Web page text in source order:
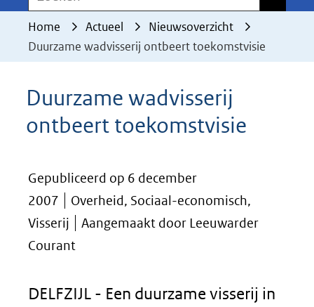
geweigerd.
Home Actueel
Nieuwsoverzicht
Duurzame wadvisserij ontbeert toekomstvisie
Duurzame wadvisserij
ontbeert toekomstvisie
Gepubliceerd op 6 december
2007
Overheid, Sociaal-economisch,
Visserij
Aangemaakt door Leeuwarder
Courant
DELFZIJL - Een duurzame visserij in